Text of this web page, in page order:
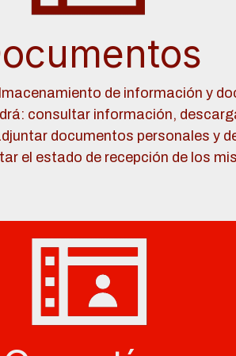
de información y
consultar información,
documentos personales y
el estado de recepción de los